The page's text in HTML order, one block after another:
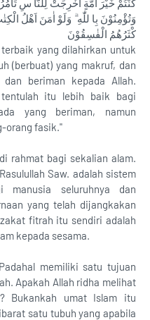
كُنْتُمْ خَيْرَ اُمَّةٍ اُخْرِجَتْ لِلنَّا سِ
وَتُؤْمِنُوْنَ بِا للّٰهِ ۗ وَلَوْ اٰمَنَ اَهْلُ
كْثَرُهُمُ الْفٰسِقُوْنَ
yang dilahirkan untuk
(berbuat) yang makruf, dan
beriman kepada Allah.
itu lebih baik bagi
yang beriman, namun
orang fasik."
rahmat bagi sekalian alam.
Saw. adalah sistem
manusia seluruhnya dan
yang telah dijangkakan
fitrah itu sendiri adalah
kepada sesama.
memiliki satu tujuan
Apakah Allah ridha melihat
Bukankah umat Islam itu
satu tubuh yang apabila